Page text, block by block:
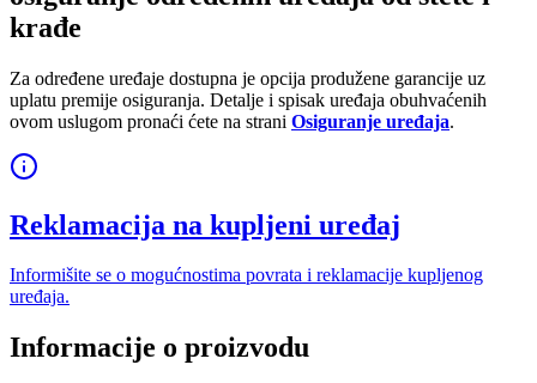
krađe
Za određene uređaje dostupna je opcija produžene garancije uz
uplatu premije osiguranja. Detalje i spisak uređaja obuhvaćenih
ovom uslugom pronaći ćete na strani Osiguranje uređaja.
Reklamacija na kupljeni uređaj
Informišite se o mogućnostima povrata i reklamacije kupljenog
uređaja.
Informacije o proizvodu